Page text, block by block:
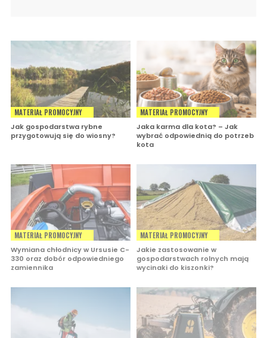
MATERIAŁ PROMOCYJNY
Jak gospodarstwa rybne
przygotowują się do wiosny?
MATERIAŁ PROMOCYJNY
Jaka karma dla kota? – Jak
wybrać odpowiednią do potrzeb
kota
MATERIAŁ PROMOCYJNY
Wymiana chłodnicy w Ursusie C-
330 oraz dobór odpowiedniego
zamiennika
MATERIAŁ PROMOCYJNY
Jakie zastosowanie w
gospodarstwach rolnych mają
wycinaki do kiszonki?